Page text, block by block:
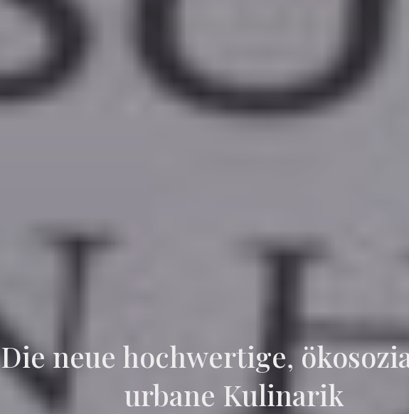
Die neue hochwertige,
urbane Kulinarik